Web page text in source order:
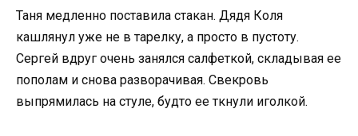
Таня медленно поставила стакан. Дядя Коля
кашлянул уже не в тарелку, а просто в пустоту.
Сергей вдруг очень занялся салфеткой, складывая ее
пополам и снова разворачивая. Свекровь
выпрямилась на стуле, будто ее ткнули иголкой.